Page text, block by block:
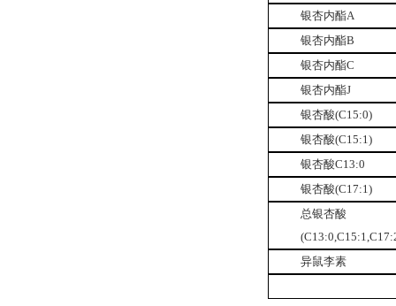
银杏内酯A
银杏内酯B
银杏内酯C
银杏内酯J
银杏酸(C15:0)
银杏酸(C15:1)
银杏酸C13:0
银杏酸(C17:1)
总银杏酸
异鼠李素